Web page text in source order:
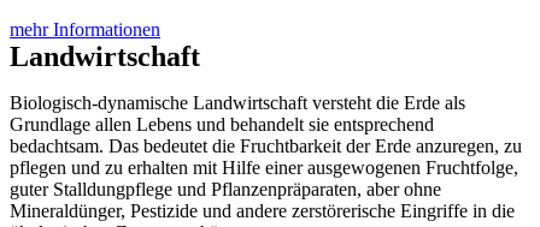
mehr Informationen
Landwirtschaft
Biologisch-dynamische Landwirtschaft versteht die Erde als
Grundlage allen Lebens und behandelt sie entsprechend
bedachtsam. Das bedeutet die Fruchtbarkeit der Erde anzuregen, zu
pflegen und zu erhalten mit Hilfe einer ausgewogenen Fruchtfolge,
guter Stalldungpflege und Pflanzenpräparaten, aber ohne
Mineraldünger, Pestizide und andere zerstörerische Eingriffe in die